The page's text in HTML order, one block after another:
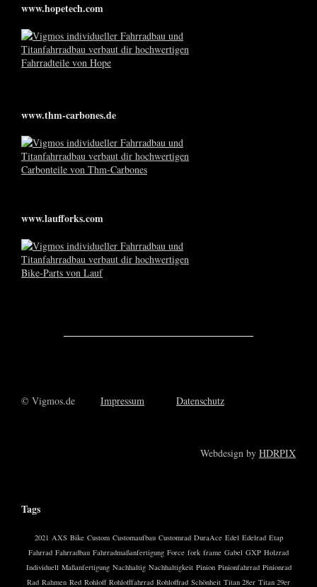
www.hopetech.com
www.thm-carbones.de
www.laufforks.com
© Vigmos.de Impressum Datenschutz
Webdesign by HDRPIX
Tags
2021 AXS Bike Custom Customaufbau Customrad DuraAce Edel Edelrad Etap
Fahrrad Fahrradbau Fahrradmaßanfertigung Force fork frame Gabel GXP Holzrad
Individuell Maßanfertigung Nachhaltig Nachhaltigkeit Pinion Pinionfahrrad Pinionrad
Rad Rahmen Red Rohloff Rohlofffahrrad Rohloffrad Schönheit Titan 28er Titan 29er